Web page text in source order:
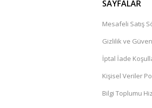
SAYFALAR
Mesafeli Satış
Gizlilik ve
İptal İade
Kişisel Veriler
Bilgi Toplumu